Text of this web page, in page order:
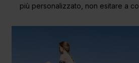
più personalizzato, non esitare a